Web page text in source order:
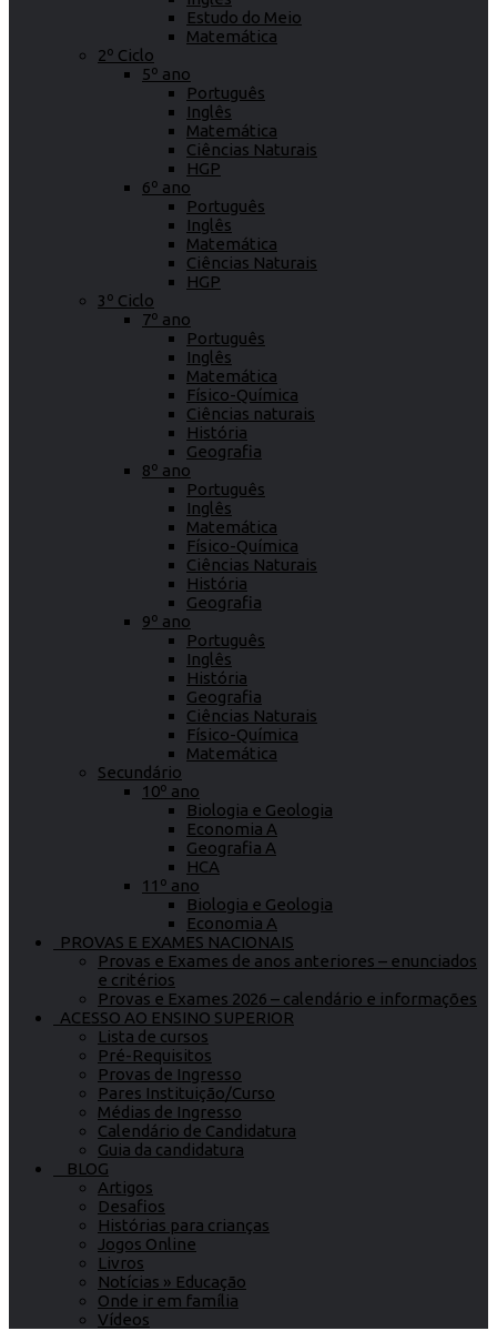
Estudo do Meio
Matemática
2º Ciclo
5º ano
Português
Inglês
Matemática
Ciências Naturais
HGP
6º ano
Português
Inglês
Matemática
Ciências Naturais
HGP
3º Ciclo
7º ano
Português
Inglês
Matemática
Físico-Química
Ciências naturais
História
Geografia
8º ano
Português
Inglês
Matemática
Físico-Química
Ciências Naturais
História
Geografia
9º ano
Português
Inglês
História
Geografia
Ciências Naturais
Físico-Química
Matemática
Secundário
10º ano
Biologia e Geologia
Economia A
Geografia A
HCA
11º ano
Biologia e Geologia
Economia A
PROVAS E EXAMES NACIONAIS
Provas e Exames de anos anteriores – enunciados
e critérios
Provas e Exames 2026 – calendário e informações
ACESSO AO ENSINO SUPERIOR
Lista de cursos
Pré-Requisitos
Provas de Ingresso
Pares Instituição/Curso
Médias de Ingresso
Calendário de Candidatura
Guia da candidatura
BLOG
Artigos
Desafios
Histórias para crianças
Jogos Online
Livros
Notícias » Educação
Onde ir em família
Vídeos